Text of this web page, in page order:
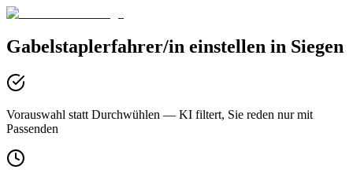
Gabelstaplerfahrer/in einstellen in Siegen
Vorauswahl statt Durchwühlen — KI filtert, Sie reden nur mit
Passenden